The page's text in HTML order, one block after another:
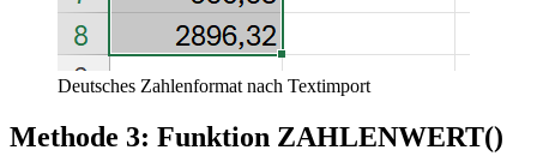
Deutsches Zahlenformat nach Textimport
Methode 3: Funktion ZAHLENWERT()